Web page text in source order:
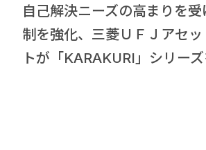
自己解決ニーズの高まりを
制を強化、三菱ＵＦＪアセ
トが「KARAKURI」シリー